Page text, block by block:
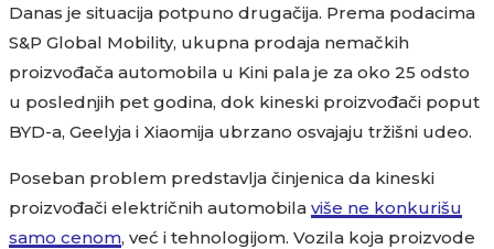
Danas je situacija potpuno drugačija. Prema podacima
S&P Global Mobility, ukupna prodaja nemačkih
proizvođača automobila u Kini pala je za oko 25 odsto
u poslednjih pet godina, dok kineski proizvođači poput
BYD-a, Geelyja i Xiaomija ubrzano osvajaju tržišni udeo.
Poseban problem predstavlja činjenica da kineski
proizvođači električnih automobila više ne konkurišu
samo cenom, već i tehnologijom. Vozila koja proizvode